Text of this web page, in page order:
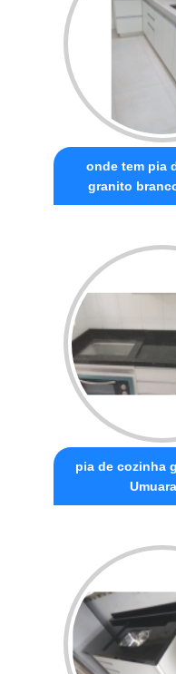
onde tem pia
granito
pia de cozinha